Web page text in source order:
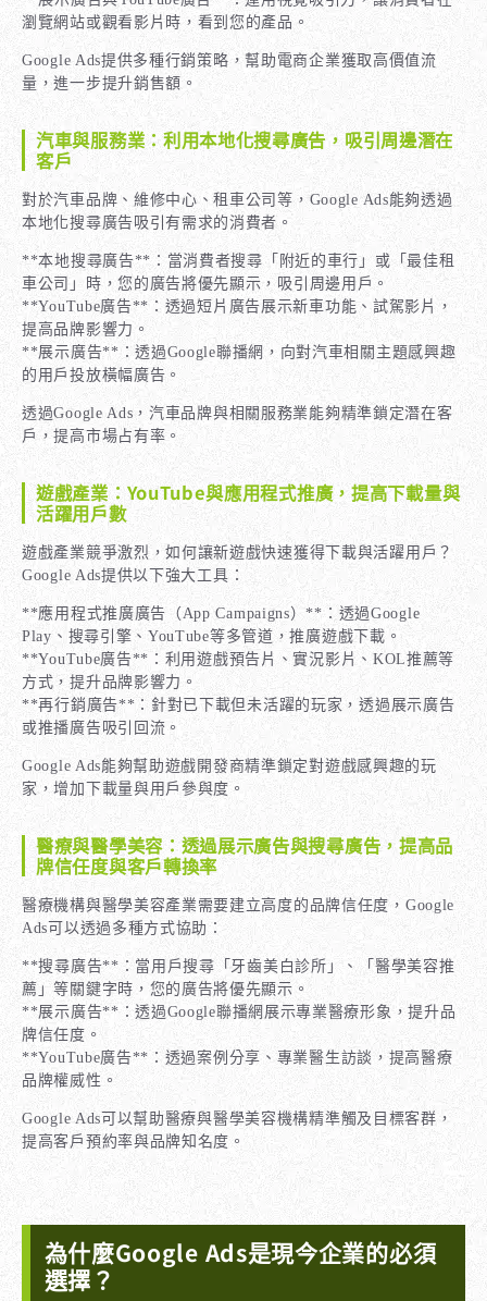
瀏覽網站或觀看影片時，看到您的產品。
Google Ads提供多種行銷策略，幫助電商企業獲取高價值流
量，進一步提升銷售額。
汽車與服務業：利用本地化搜尋廣告，吸引周邊潛在
客戶
對於汽車品牌、維修中心、租車公司等，Google Ads能夠透過
本地化搜尋廣告吸引有需求的消費者。
**本地搜尋廣告**：當消費者搜尋「附近的車行」或「最佳租
車公司」時，您的廣告將優先顯示，吸引周邊用戶。
**YouTube廣告**：透過短片廣告展示新車功能、試駕影片，
提高品牌影響力。
**展示廣告**：透過Google聯播網，向對汽車相關主題感興趣
的用戶投放橫幅廣告。
透過Google Ads，汽車品牌與相關服務業能夠精準鎖定潛在客
戶，提高市場占有率。
遊戲產業：YouTube與應用程式推廣，提高下載量與
活躍用戶數
遊戲產業競爭激烈，如何讓新遊戲快速獲得下載與活躍用戶？
Google Ads提供以下強大工具：
**應用程式推廣廣告（App Campaigns）**：透過Google
Play、搜尋引擎、YouTube等多管道，推廣遊戲下載。
**YouTube廣告**：利用遊戲預告片、實況影片、KOL推薦等
方式，提升品牌影響力。
**再行銷廣告**：針對已下載但未活躍的玩家，透過展示廣告
或推播廣告吸引回流。
Google Ads能夠幫助遊戲開發商精準鎖定對遊戲感興趣的玩
家，增加下載量與用戶參與度。
醫療與醫學美容：透過展示廣告與搜尋廣告，提高品
牌信任度與客戶轉換率
醫療機構與醫學美容產業需要建立高度的品牌信任度，Google
Ads可以透過多種方式協助：
**搜尋廣告**：當用戶搜尋「牙齒美白診所」、「醫學美容推
薦」等關鍵字時，您的廣告將優先顯示。
**展示廣告**：透過Google聯播網展示專業醫療形象，提升品
牌信任度。
**YouTube廣告**：透過案例分享、專業醫生訪談，提高醫療
品牌權威性。
Google Ads可以幫助醫療與醫學美容機構精準觸及目標客群，
提高客戶預約率與品牌知名度。
為什麼Google Ads是現今企業的必須
選擇？